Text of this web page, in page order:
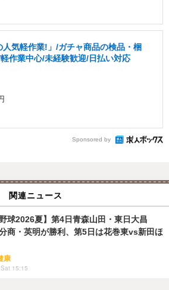
人気軽作業!」/ガチャ商品の検品・梱
作業中心/未経験歓迎/日払い対応
Sponsored by
関連ニュース
野球2026夏】第4日青森山田・東日大昌
商・英明が勝利、第5日は花巻東vs新田ほ
康
15:15